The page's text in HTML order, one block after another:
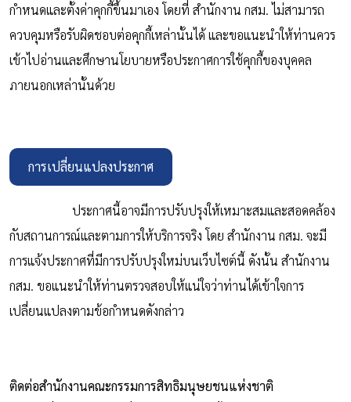
กำหนดและตั้งค่าคุกกี้ขึ้นมาเอง โดยที่ สำนักงาน กสม. ไม่สามารถ
ควบคุมหรือรับผิดชอบต่อคุกกี้เหล่านั้นได้ และขอแนะนำให้ท่านควร
เข้าไปอ่านและศึกษานโยบายหรือประกาศการใช้คุกกี้ของบุคคล
ภายนอกเหล่านั้นด้วย
การเปลี่ยนแปลงประกาศ
ประกาศนี้อาจมีการปรับปรุงให้เหมาะสมและสอดคล้อง
กับสถานการณ์และตามการให้บริการจริง โดย สำนักงาน กสม. จะมี
การแจ้งประกาศที่มีการปรับปรุงใหม่บนเว็บไซต์นี้ ดังนั้น สำนักงาน
กสม. ขอแนะนำให้ท่านตรวจสอบให้แน่ใจว่าท่านได้เข้าใจการ
เปลี่ยนแปลงตามข้อกำหนดดังกล่าว
ติดต่อสำนักงานคณะกรรมการสิทธิมนุษยชนแห่งชาติ